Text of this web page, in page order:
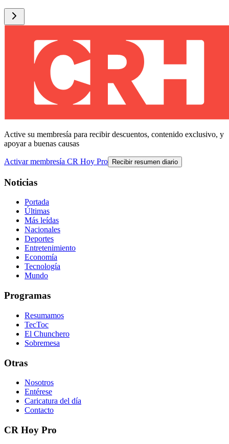
Active su membresía para recibir descuentos, contenido exclusivo, y
apoyar a buenas causas
Activar membresía CR Hoy Pro Recibir resumen diario
Noticias
Portada
Últimas
Más leídas
Nacionales
Deportes
Entretenimiento
Economía
Tecnología
Mundo
Programas
Resumamos
TecToc
El Chunchero
Sobremesa
Otras
Nosotros
Entérese
Caricatura del día
Contacto
CR Hoy Pro